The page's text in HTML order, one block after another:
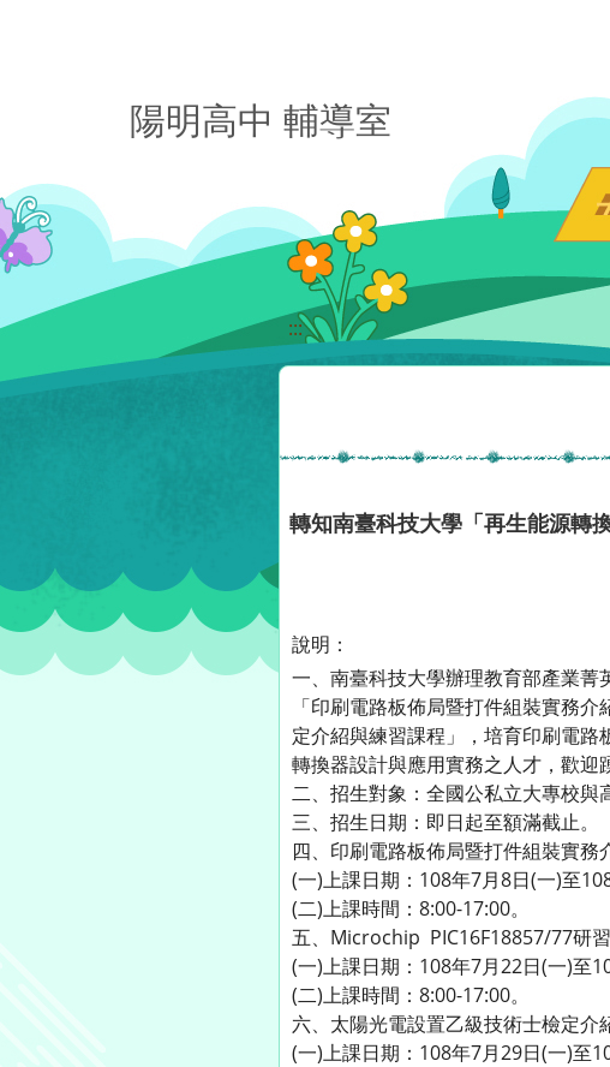
陽明高中 輔導室
:::
轉知南臺科技大學「再生能源轉
說明：
一、南臺科技大學辦理教育部產業
「印刷電路板佈局暨打件組裝實務
定介紹與練習課程」，培育印刷電
轉換器設計與應用實務之人才，歡迎
二、招生對象：全國公私立大專校與
三、招生日期：即日起至額滿截止。
四、印刷電路板佈局暨打件組裝實務
(一)上課日期：108年7月8日(一)至
(二)上課時間：8:00-17:00。
五、Microchip PIC16F18857/77研
(一)上課日期：108年7月22日(一)至
(二)上課時間：8:00-17:00。
六、太陽光電設置乙級技術士檢定介
(一)上課日期：108年7月29日(一)至